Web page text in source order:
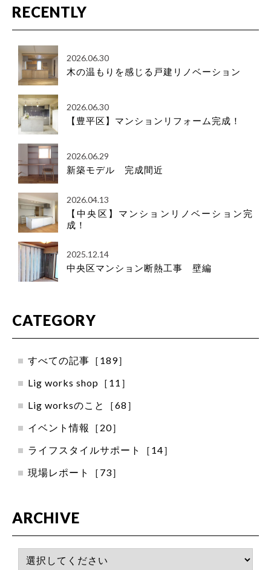
RECENTLY
2026.06.30
木の温もりを感じる戸建リノベーション
2026.06.30
【豊平区】マンションリフォーム完成！
2026.06.29
新築モデル 完成間近
2026.04.13
【中央区】マンションリノベーション完
成！
2025.12.14
中央区マンション断熱工事 壁編
CATEGORY
すべての記事［189］
Lig works shop［11］
Lig worksのこと［68］
イベント情報［20］
ライフスタイルサポート［14］
現場レポート［73］
ARCHIVE